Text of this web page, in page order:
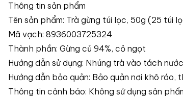
Thông tin sản phẩm
Tên sản phẩm: Trà gừng túi lọc, 50g (25 túi
Mã vạch: 8936003725324
Thành phần: Gừng củ 94%, cỏ ngọt
Hướng dẫn sử dụng: Nhúng trà vào tách
Hướng dẫn bảo quản: Bảo quản nơi khô
Thông tin cảnh báo: Không sử dụng sản